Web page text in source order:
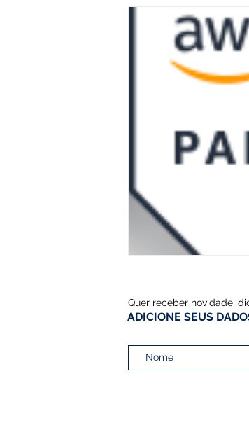
Quer receber novidade,
ADICIONE SEUS